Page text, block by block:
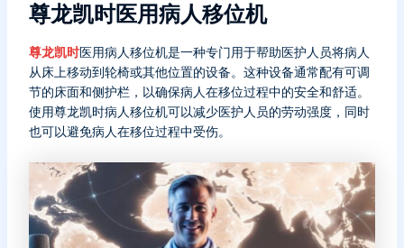
尊龙凯时医用病人移位机
尊龙凯时医用病人移位机是一种专门用于帮助医护人员将病人
从床上移动到轮椅或其他位置的设备。这种设备通常配有可调
节的床面和侧护栏，以确保病人在移位过程中的安全和舒适。
使用尊龙凯时病人移位机可以减少医护人员的劳动强度，同时
也可以避免病人在移位过程中受伤。